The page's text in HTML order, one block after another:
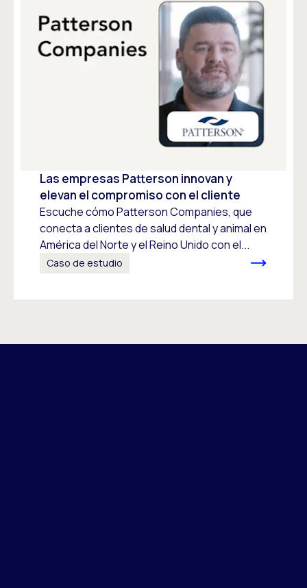
Las empresas Patterson innovan y
elevan el compromiso con el cliente
Escuche cómo Patterson Companies, que
conecta a clientes de salud dental y animal en
América del Norte y el Reino Unido con el...
Caso de estudio